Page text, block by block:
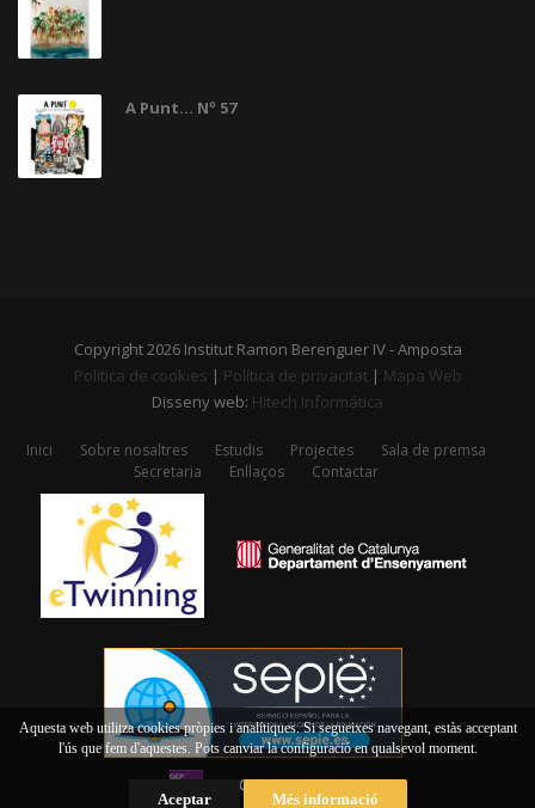
Aquesta web utilitza cookies pròpies i analítiques. Si segueixes navegant, estàs acceptant
l'ús que fem d'aquestes. Pots canviar la configuració en qualsevol moment.
Aceptar Més informació
A Punt... Nº 57
Copyright 2026 Institut Ramon Berenguer IV - Amposta
Política de cookies | Política de privacitat| Mapa Web
Disseny web: Hitech Informática
Inici Sobre nosaltres Estudis Projectes
Sala de premsa
Secretaria
Enllaços Contactar